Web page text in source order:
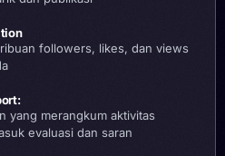
followers, likes, dan views
yang merangkum aktivitas
evaluasi dan saran